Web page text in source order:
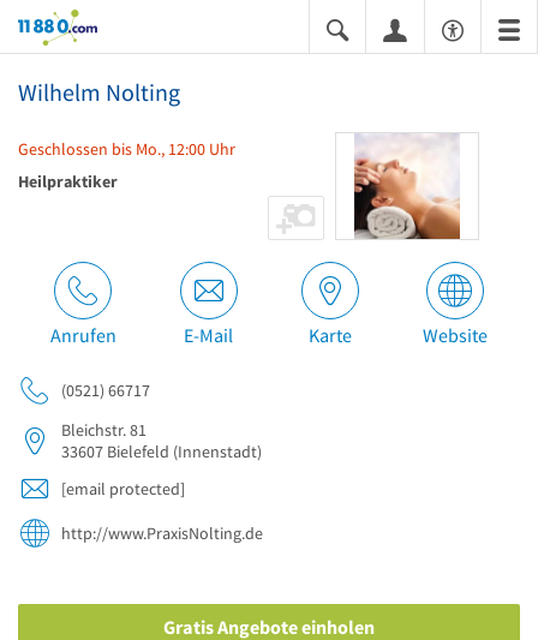
11880.com
Wilhelm Nolting
Geschlossen bis Mo., 12:00 Uhr
Heilpraktiker
Anrufen E-Mail Karte Website
(0521) 66717
Bleichstr. 81
33607 Bielefeld (Innenstadt)
[email protected]
http://www.PraxisNolting.de
Gratis Angebote einholen